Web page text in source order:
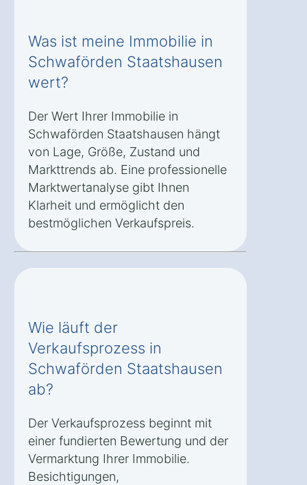
Was ist meine Immobilie in
Schwaförden Staatshausen
wert?
Der Wert Ihrer Immobilie in
Schwaförden Staatshausen hängt
von Lage, Größe, Zustand und
Markttrends ab. Eine professionelle
Marktwertanalyse gibt Ihnen
Klarheit und ermöglicht den
bestmöglichen Verkaufspreis.
Wie läuft der
Verkaufsprozess in
Schwaförden Staatshausen
ab?
Der Verkaufsprozess beginnt mit
einer fundierten Bewertung und der
Vermarktung Ihrer Immobilie.
Besichtigungen,